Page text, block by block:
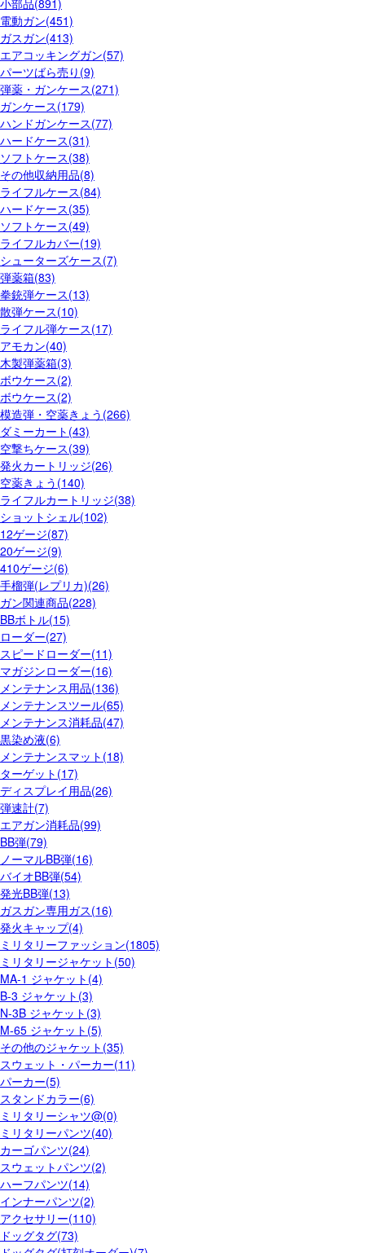
小部品(891)
電動ガン(451)
ガスガン(413)
エアコッキングガン(57)
パーツばら売り(9)
弾薬・ガンケース(271)
ガンケース(179)
ハンドガンケース(77)
ハードケース(31)
ソフトケース(38)
その他収納用品(8)
ライフルケース(84)
ハードケース(35)
ソフトケース(49)
ライフルカバー(19)
シューターズケース(7)
弾薬箱(83)
拳銃弾ケース(13)
散弾ケース(10)
ライフル弾ケース(17)
アモカン(40)
木製弾薬箱(3)
ボウケース(2)
ボウケース(2)
模造弾・空薬きょう(266)
ダミーカート(43)
空撃ちケース(39)
発火カートリッジ(26)
空薬きょう(140)
ライフルカートリッジ(38)
ショットシェル(102)
12ゲージ(87)
20ゲージ(9)
410ゲージ(6)
手榴弾(レプリカ)(26)
ガン関連商品(228)
BBボトル(15)
ローダー(27)
スピードローダー(11)
マガジンローダー(16)
メンテナンス用品(136)
メンテナンスツール(65)
メンテナンス消耗品(47)
黒染め液(6)
メンテナンスマット(18)
ターゲット(17)
ディスプレイ用品(26)
弾速計(7)
エアガン消耗品(99)
BB弾(79)
ノーマルBB弾(16)
バイオBB弾(54)
発光BB弾(13)
ガスガン専用ガス(16)
発火キャップ(4)
ミリタリーファッション(1805)
ミリタリージャケット(50)
MA-1 ジャケット(4)
B-3 ジャケット(3)
N-3B ジャケット(3)
M-65 ジャケット(5)
その他のジャケット(35)
スウェット・パーカー(11)
パーカー(5)
スタンドカラー(6)
ミリタリーシャツ@(0)
ミリタリーパンツ(40)
カーゴパンツ(24)
スウェットパンツ(2)
ハーフパンツ(14)
インナーパンツ(2)
アクセサリー(110)
ドッグタグ(73)